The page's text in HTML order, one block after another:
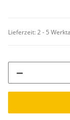
Lieferzeit:2 - 5